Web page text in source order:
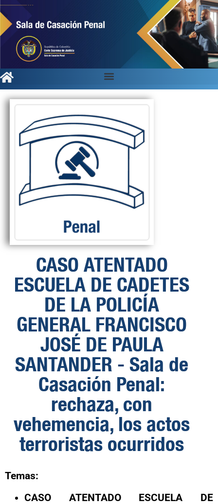
CASO ATENTADO
ESCUELA DE CADETES
DE LA POLICÍA
GENERAL FRANCISCO
JOSÉ DE PAULA
SANTANDER - Sala de
Casación Penal:
rechaza, con
vehemencia, los actos
terroristas ocurridos
Temas:
CASO ATENTADO ESCUELA DE